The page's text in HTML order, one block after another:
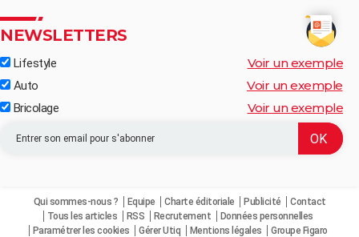
NEWSLETTERS
Lifestyle Voir un exemple
Auto Voir un exemple
Bricolage Voir un exemple
Qui sommes-nous ? Equipe Charte éditoriale Publicité
Contact
Tous les articles
RSS Recrutement
Données personnelles
Paramétrer les cookies
Gérer Utiq Mentions légales Groupe Figaro